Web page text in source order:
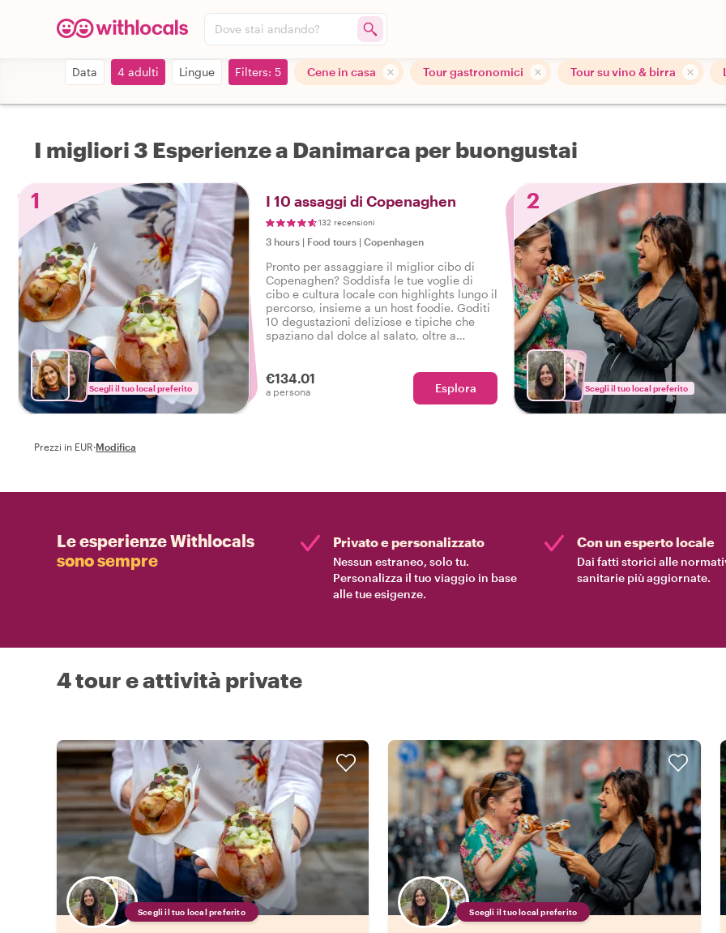
Dove stai andando?
Data 4 adulti Lingue Filters: 5 Cene in casa Tour gastronomici Tour su vino & birra
I migliori 3 Esperienze a Danimarca per buongustai
1
Scegli il tuo local preferito
I 10 assaggi di Copenaghen
132 recensioni
3 hours | Food tours | Copenhagen
Pronto per assaggiare il miglior cibo di
Copenaghen? Soddisfa le tue voglie di
cibo e cultura locale con highlights lungo il
percorso, insieme a un host foodie. Goditi
10 degustazioni deliziose e tipiche che
spaziano dal dolce al salato, oltre a
€134.01
a persona Esplora
2
Scegli il tuo local preferito
Prezzi in EUR·Modifica
Le esperienze Withlocals
sono sempre
Privato e personalizzato
Nessun estraneo, solo tu.
Personalizza il tuo viaggio in base
alle tue esigenze.
Con un esperto locale
Dai fatti storici alle
sanitarie più aggiornate.
4 tour e attività private
Scegli il tuo local preferito Scegli il tuo local preferito